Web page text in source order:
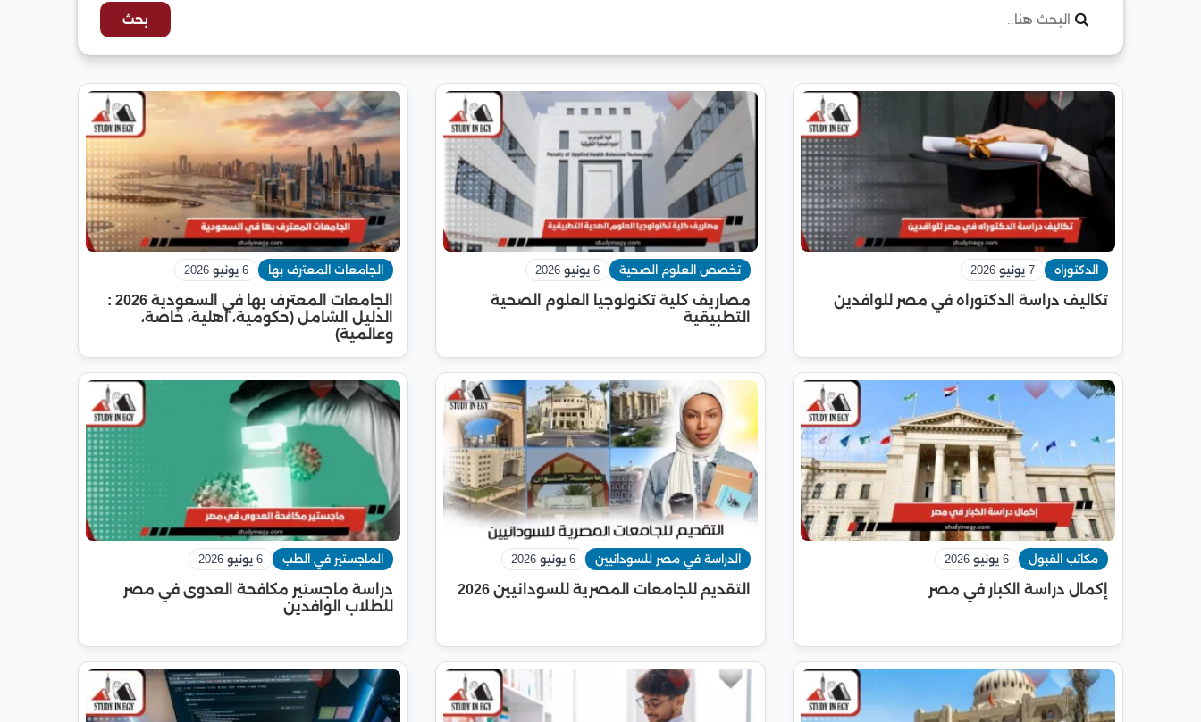
بحث
الدكتوراه 7 يونيو 2026
تكاليف دراسة الدكتوراه في مصر للوافدين
تخصص العلوم الصحية 6 يونيو 2026
مصاريف كلية تكنولوجيا العلوم الصحية
التطبيقية
الجامعات المعترف بها 6 يونيو 2026
الجامعات المعترف بها في السعودية 2026 :
الدليل الشامل (حكومية، أهلية، خاصة،
وعالمية)
مكاتب القبول 6 يونيو 2026
إكمال دراسة الكبار في مصر
الدراسة في مصر للسودانيين 6 يونيو 2026
التقديم للجامعات المصرية للسودانيين 2026
الماجستير في الطب 6 يونيو 2026
دراسة ماجستير مكافحة العدوى في مصر
للطلاب الوافدين